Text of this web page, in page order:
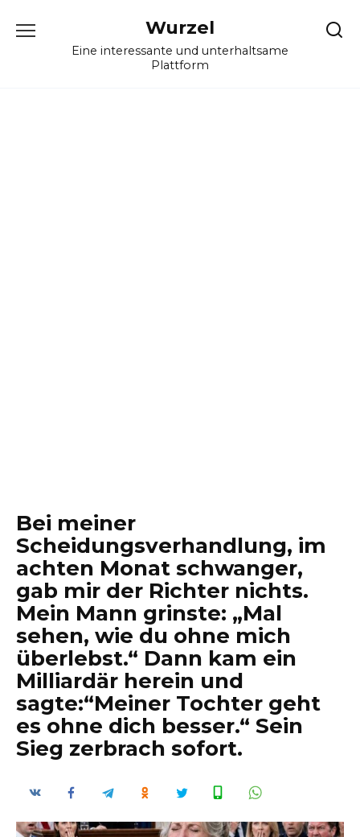
Wurzel
Eine interessante und unterhaltsame
Plattform
Bei meiner
Scheidungsverhandlung, im
achten Monat schwanger,
gab mir der Richter nichts.
Mein Mann grinste: „Mal
sehen, wie du ohne mich
überlebst.“ Dann kam ein
Milliardär herein und
sagte:“Meiner Tochter geht
es ohne dich besser.“ Sein
Sieg zerbrach sofort.